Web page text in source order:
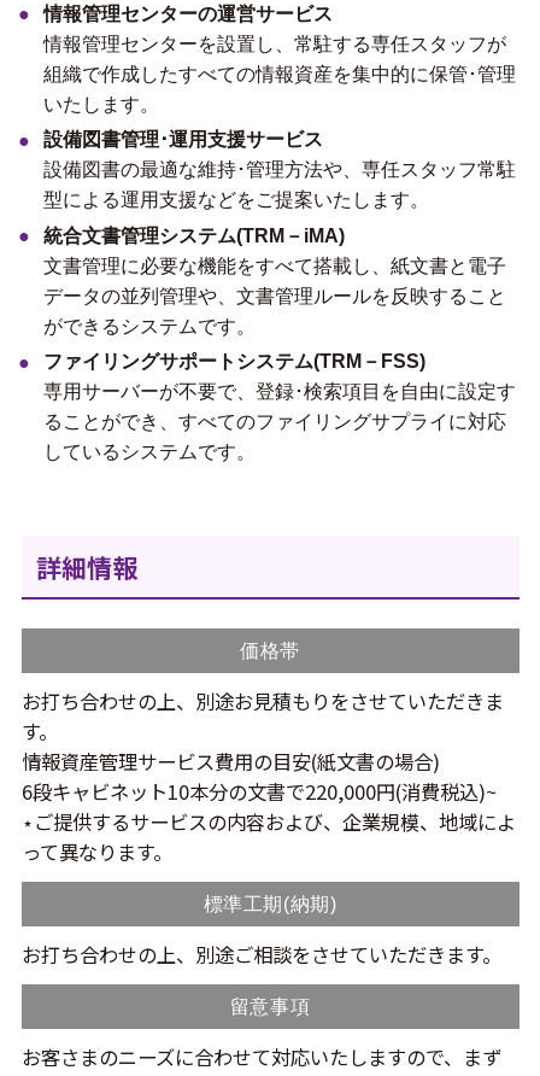
情報管理センターの運営サービス
情報管理センターを設置し、常駐する専任スタッフが
組織で作成したすべての情報資産を集中的に保管･管理
いたします。
設備図書管理･運用支援サービス
設備図書の最適な維持･管理方法や、専任スタッフ常駐
型による運用支援などをご提案いたします。
統合文書管理システム(TRM－iMA)
文書管理に必要な機能をすべて搭載し、紙文書と電子
データの並列管理や、文書管理ルールを反映すること
ができるシステムです。
ファイリングサポートシステム(TRM－FSS)
専用サーバーが不要で、登録･検索項目を自由に設定す
ることができ、すべてのファイリングサプライに対応
しているシステムです。
詳細情報
価格帯
お打ち合わせの上、別途お見積もりをさせていただきま
す。
情報資産管理サービス費用の目安(紙文書の場合)
6段キャビネット10本分の文書で220,000円(消費税込)~
⋆ご提供するサービスの内容および、企業規模、地域によ
って異なります。
標準工期(納期)
お打ち合わせの上、別途ご相談をさせていただきます。
留意事項
お客さまのニーズに合わせて対応いたしますので、まず